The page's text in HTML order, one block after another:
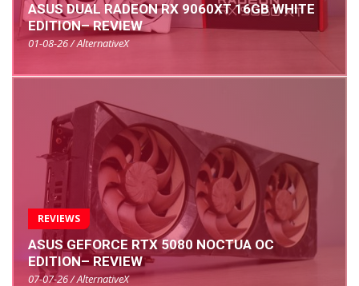
ASUS DUAL RADEON RX 9060XT 16GB WHITE
EDITION– REVIEW
01-08-26 / AlternativeX
REVIEWS
ASUS GEFORCE RTX 5080 NOCTUA OC
EDITION– REVIEW
07-07-26 / AlternativeX